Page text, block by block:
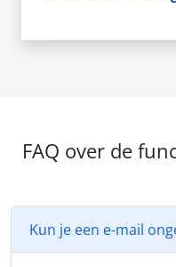
FAQ over de
Kun je een e-mail